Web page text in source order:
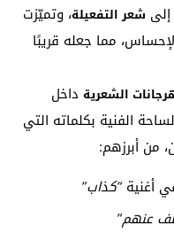
شعر التفعيلة، وتميّزت
مما جعله قريبًا
الشعرية داخل
الفنية بكلماته التي
من أبرزهم:
أغنية“كذاب”
عنهم”